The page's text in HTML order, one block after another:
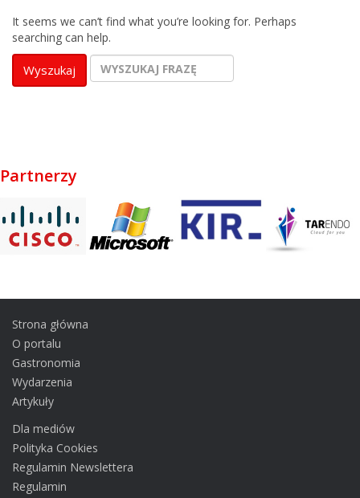
It seems we can’t find what you’re looking for. Perhaps
searching can help.
Partnerzy
Strona główna
O portalu
Gastronomia
Wydarzenia
Artykuły
Dla mediów
Polityka Cookies
Regulamin Newslettera
Regulamin